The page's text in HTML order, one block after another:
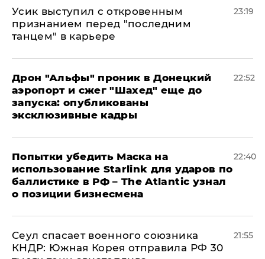
Усик выступил с откровенным
признанием перед "последним
танцем" в карьере
23:19
Дрон "Альфы" проник в Донецкий
аэропорт и сжег "Шахед" еще до
запуска: опубликованы
эксклюзивные кадры
22:52
Попытки убедить Маска на
использование Starlink для ударов по
баллистике в РФ – The Atlantic узнал
о позиции бизнесмена
22:40
​Сеул спасает военного союзника
КНДР: Южная Корея отправила РФ 30
21:55